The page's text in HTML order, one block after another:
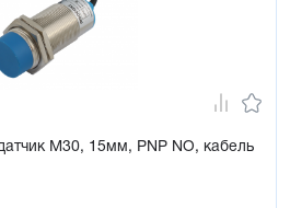
М30, 15мм, PNP NO, кабель